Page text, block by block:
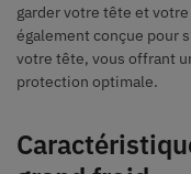
garder votre tête et
également conçue pour
votre tête, vous offrant
protection optimale.